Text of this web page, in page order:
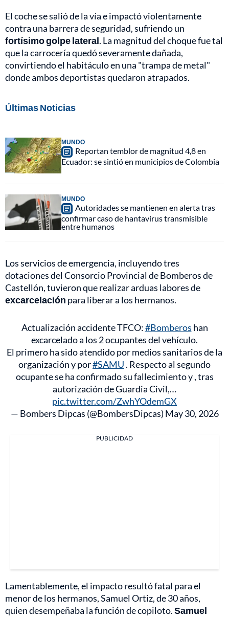
El coche se salió de la vía e impactó violentamente
contra una barrera de seguridad, sufriendo un
fortísimo golpe lateral. La magnitud del choque fue tal
que la carrocería quedó severamente dañada,
convirtiendo el habitáculo en una "trampa de metal"
donde ambos deportistas quedaron atrapados.
Últimas Noticias
MUNDO
Reportan temblor de magnitud 4,8 en
Ecuador: se sintió en municipios de Colombia
MUNDO
Autoridades se mantienen en alerta tras
confirmar caso de hantavirus transmisible
entre humanos
Los servicios de emergencia, incluyendo tres
dotaciones del Consorcio Provincial de Bomberos de
Castellón, tuvieron que realizar arduas labores de
excarcelación para liberar a los hermanos.
Actualización accidente TFCO:#Bomberos han
excarcelado a los 2 ocupantes del vehículo.
El primero ha sido atendido por medios sanitarios de la
organización y por#SAMU . Respecto al segundo
ocupante se ha confirmado su fallecimiento y , tras
autorización de Guardia Civil,…
pic.twitter.com/ZwhYOdemGX
— Bombers Dipcas (@BombersDipcas) May 30, 2026
PUBLICIDAD
Lamentablemente, el impacto resultó fatal para el
menor de los hermanos, Samuel Ortiz, de 30 años,
quien desempeñaba la función de copiloto.Samuel